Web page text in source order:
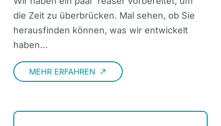
die Zeit zu überbrücken. Mal sehen, ob Sie
herausfinden können, was wir entwickelt
haben…
MEHR ERFAHREN call_made